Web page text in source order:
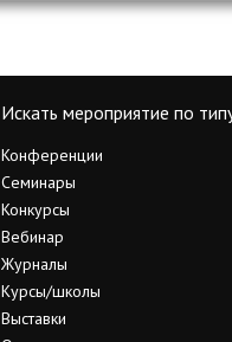
Искать мероприятие по
Конференции
Семинары
Конкурсы
Вебинар
Журналы
Курсы/школы
Выставки